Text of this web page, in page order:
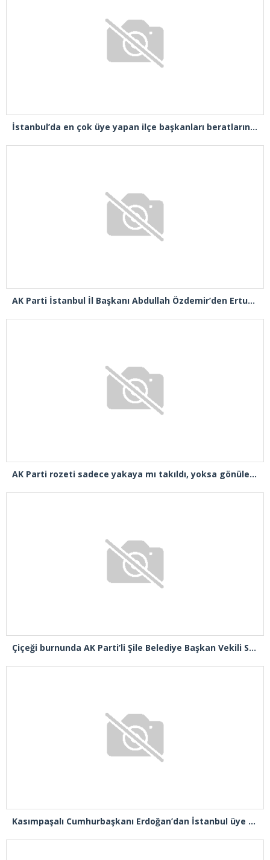
İstanbul’da en çok üye yapan ilçe başkanları beratlarını Cumhurbaşkanı Erdoğan’ın elinden aldı
AK Parti İstanbul İl Başkanı Abdullah Özdemir’den Ertuğrul Özkök’e “Franco” tepkisi
AK Parti rozeti sadece yakaya mı takıldı, yoksa gönüle takılmadı mı?
Çiçeği burnunda AK Parti’li Şile Belediye Başkan Vekili Sacit Terzi, teşkilatlarla piknikte buluştu
Kasımpaşalı Cumhurbaşkanı Erdoğan’dan İstanbul üye birincisi Beyoğlu İlçe Başkanı Kasım Fırat’a plaket